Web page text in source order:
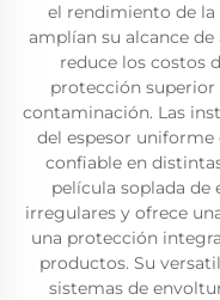
el rendimiento de
amplían su alcance
reduce los costos
protección superior
contaminación. Las
del espesor
confiable en
película soplada de
irregulares y ofrece
una protección
productos. Su
sistemas de